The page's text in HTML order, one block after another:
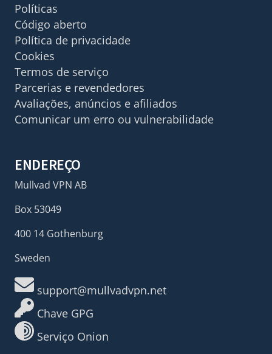
Políticas
Código aberto
Política de privacidade
Cookies
Termos de serviço
Parcerias e revendedores
Avaliações, anúncios e afiliados
Comunicar um erro ou vulnerabilidade
ENDEREÇO
Mullvad VPN AB
Box 53049
400 14 Gothenburg
Sweden
support@mullvadvpn.net
Chave GPG
Serviço Onion